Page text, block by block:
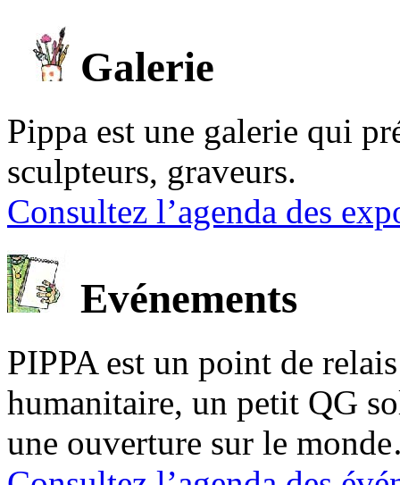
Galerie
Pippa est une galerie qui
sculpteurs, graveurs.
Consultez l’agenda des
Evénements
PIPPA est un point de
humanitaire, un petit QG
une ouverture sur le